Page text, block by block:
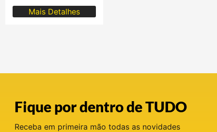
Mais Detalhes
Fique por dentro de TUDO
Receba em primeira mão todas as novidades